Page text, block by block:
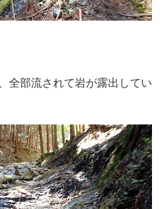
全部流されて岩が露出してい